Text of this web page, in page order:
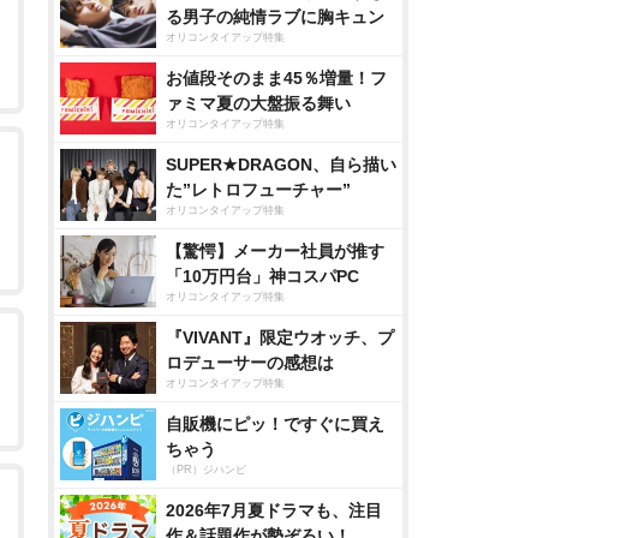
る男子の純情ラブに胸キュン
オリコンタイアップ特集
お値段そのまま45％増量！フ
ァミマ夏の大盤振る舞い
オリコンタイアップ特集
SUPER★DRAGON、自ら描い
た”レトロフューチャー”
オリコンタイアップ特集
【驚愕】メーカー社員が推す
「10万円台」神コスパPC
オリコンタイアップ特集
『VIVANT』限定ウオッチ、プ
ロデューサーの感想は
オリコンタイアップ特集
自販機にピッ！ですぐに買え
ちゃう
（PR）ジハンピ
2026年7月夏ドラマも、注目